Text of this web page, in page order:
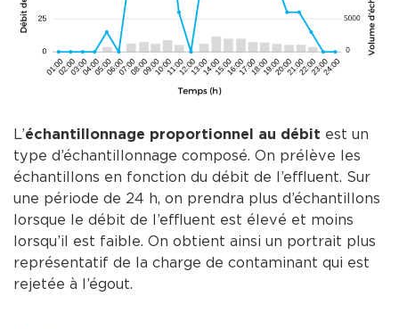
L’échantillonnage proportionnel au débit est un
type d’échantillonnage composé. On prélève les
échantillons en fonction du débit de l’effluent. Sur
une période de 24 h, on prendra plus d’échantillons
lorsque le débit de l’effluent est élevé et moins
lorsqu’il est faible. On obtient ainsi un portrait plus
représentatif de la charge de contaminant qui est
rejetée à l’égout.